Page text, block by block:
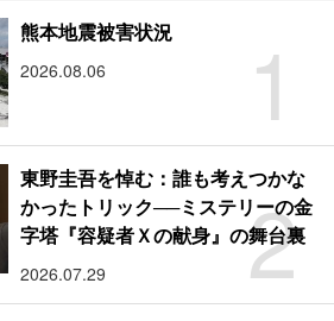
1
熊本地震被害状況
2026.08.06
2
東野圭吾を悼む：誰も考えつかな
かったトリック──ミステリーの金
字塔『容疑者Ｘの献身』の舞台裏
2026.07.29